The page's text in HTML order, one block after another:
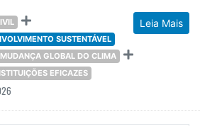
Leia Mais
SUSTENTÁVEL
GLOBAL DO CLIMA
EFICAZES